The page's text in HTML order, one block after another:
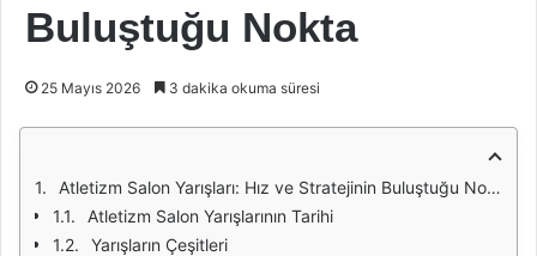
Buluştuğu Nokta
25 Mayıs 2026 3 dakika okuma süresi
Atletizm Salon Yarışları: Hız ve Stratejinin Buluştuğu Nokta
Atletizm Salon Yarışlarının Tarihi
Yarışların Çeşitleri